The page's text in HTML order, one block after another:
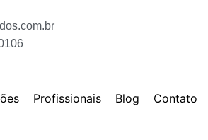
Profissionais Blog Contato